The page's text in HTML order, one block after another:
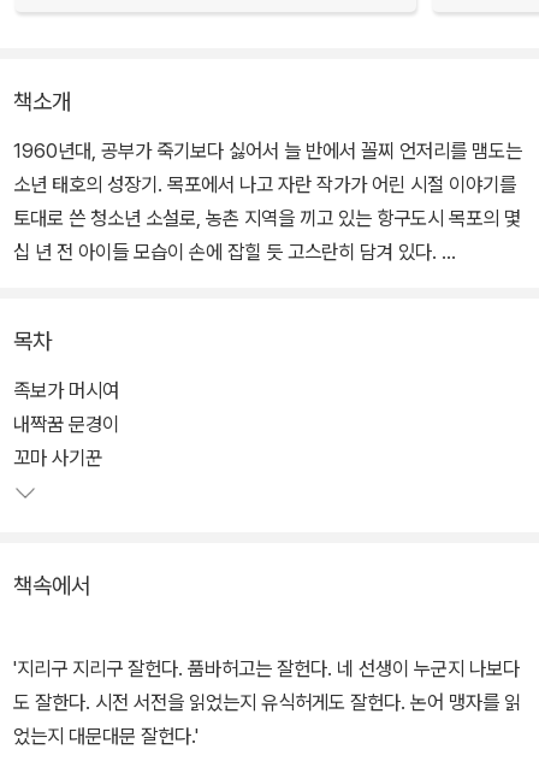
책소개
1960년대, 공부가 죽기보다 싫어서 늘 반에서 꼴찌 언저리를 맴도는
소년 태호의 성장기. 목포에서 나고 자란 작가가 어린 시절 이야기를
토대로 쓴 청소년 소설로, 농촌 지역을 끼고 있는 항구도시 목포의 몇
십 년 전 아이들 모습이 손에 잡힐 듯 고스란히 담겨 있다.
잠자고 깡통 하나 들고 나서면 천하에 부러울 것 없는" 거지를 동경하
는 태호는 '각설이 타령'을 부르다 아버지에게 눈물이 쏙 빠지도록 두
들겨맞기도 하지만 공부만은 절대 싫다는 아이다.
아버지의 심부름으로 받아온 막걸리를 홀짝홀짝 마시고, 베트남에서
태호와 태호를 둘러싼 사람들, 태호가 살던 시대의 이야기가 해학 넘
학교 앞 오곱장수에게 코 묻은 동전을 몽땅 털리기 일쑤이고, 낙타표
캐러멜 하나를 아끼고 아끼며 녹여 먹는 아이들이 살던 시절, 물질적
목차
족보가 머시여
내짝꿈 문경이
꼬마 사기꾼
책속에서
'지리구 지리구 잘헌다. 품바허고는 잘헌다. 네 선생이 누군지 나보다
도 잘한다. 시전 서전을 읽었는지 유식허게도 잘헌다. 논어 맹자를 읽
었는지 대문대문 잘헌다.'